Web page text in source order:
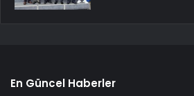
En Güncel Haberler